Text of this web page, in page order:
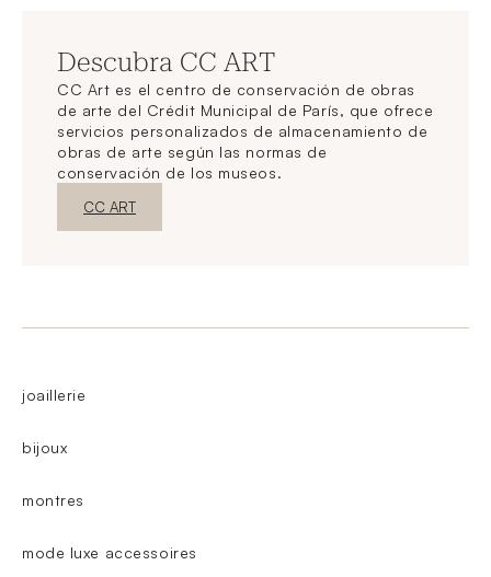
Descubra CC ART
CC Art es el centro de conservación de obras
de arte del Crédit Municipal de París, que ofrece
servicios personalizados de almacenamiento de
obras de arte según las normas de
conservación de los museos.
Nueva ventanaDescubrir
CC ART
joaillerie
bijoux
montres
mode luxe accessoires